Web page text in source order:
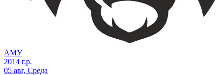
АМУ
2014 г.р.
05 авг, Среда